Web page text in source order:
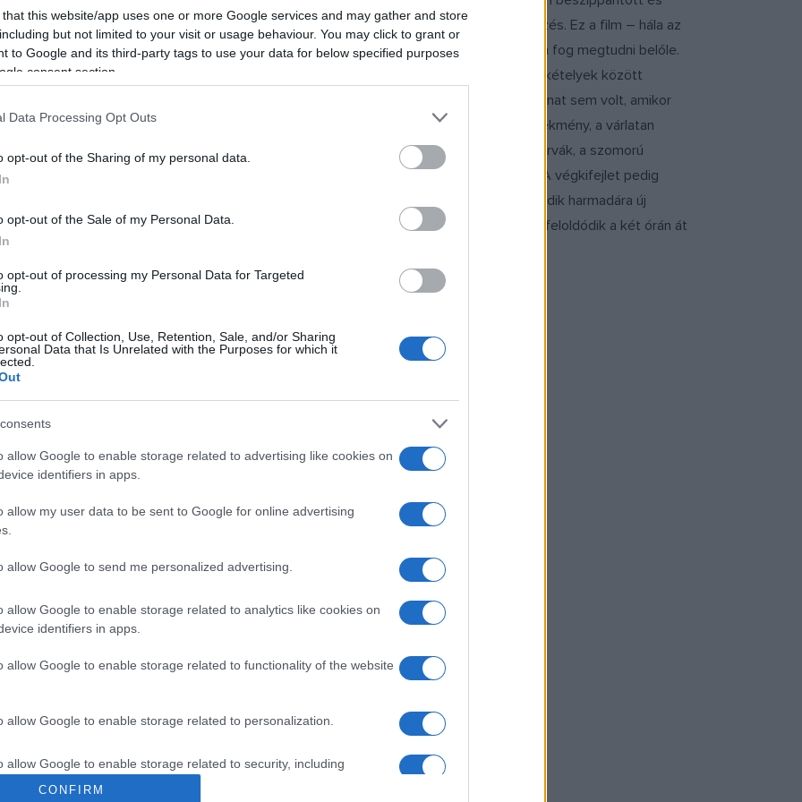
that this website/app uses one or more Google services and may gather and store
but not limited to your visit or usage behaviour. You may click to grant or
to Google and its third-party tags to use your data for below specified purposes
consent section.
Data Processing Opt Outs
opt-out of the Sharing of my personal data.
opt-out of the Sale of my Personal Data.
opt-out of processing my Personal Data for Targeted
opt-out of Collection, Use, Retention, Sale, and/or Sharing
Data that Is Unrelated with the Purposes for which it
allow Google to enable storage related to advertising like cookies on
identifiers in apps.
allow my user data to be sent to Google for online advertising
allow Google to send me personalized advertising.
allow Google to enable storage related to analytics like cookies on
identifiers in apps.
allow Google to enable storage related to functionality of the website
allow Google to enable storage related to personalization.
allow Google to enable storage related to security, including
functionality and fraud prevention, and other user protection.
CONFIRM
már a trailerükből tudom, mire számíthatok, vagy akár azt is, mi lesz a befejezés. Ez a film – hála az
az előzetest, aki utálja a spoilereket, mert – higgye el nekem – semmit nem fog megtudni belőle.
nézem meg, mert úgyis tudom, hogy végződik”. Hát itt biztos nem. Az utolsó pillanatig kételyek között
végig fennmarad. Csak a magam nevében beszélhetek, de számomra egy olyan pillanat sem volt, amikor
elfelejtettem. Lebilincselt Noomi Rapace játéka, a székhez szögezett a fordulatos cselekmény, a várlatan
lankadjon a figyelmem. Az akciójelenetek nem lettek giccsesek vagy indokolatlanul durvák, a szomorú
– nem gondoltam volna, hogy egy sci-fin is el tudom sírni magam, akár többször! A végkifejlet pedig
azt hiszed, tudod, mi fog történni, ám jön egy jelent és borul minden, majd a film második harmadára új
De bumm: ott a következő fordulat, és ismét újratervezhetsz. A film végére pedig feloldódik a két órán át
nincs minden veszve.
to Monday)
P?l Sverre Hagen
Philippe Rousselet